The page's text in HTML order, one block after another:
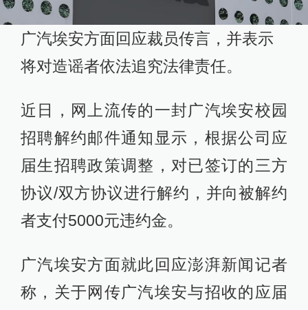
广汽埃安方面回应裁员传言，并表示
将对造谣者依法追究法律责任。
近日，网上流传的一封广汽埃安校园
招聘解约邮件通知显示，根据公司应
届生招聘政策调整，对已签订的三方
协议/双方协议进行解约，并向被解约
者支付5000元违约金。
广汽埃安方面就此回应澎湃新闻记者
称，关于网传广汽埃安与招收的应届